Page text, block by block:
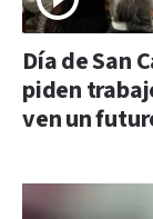
Día de San
piden
ven un